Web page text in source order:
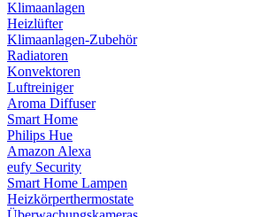
Klimaanlagen
Heizlüfter
Klimaanlagen-Zubehör
Radiatoren
Konvektoren
Luftreiniger
Aroma Diffuser
Smart Home
Philips Hue
Amazon Alexa
eufy Security
Smart Home Lampen
Heizkörperthermostate